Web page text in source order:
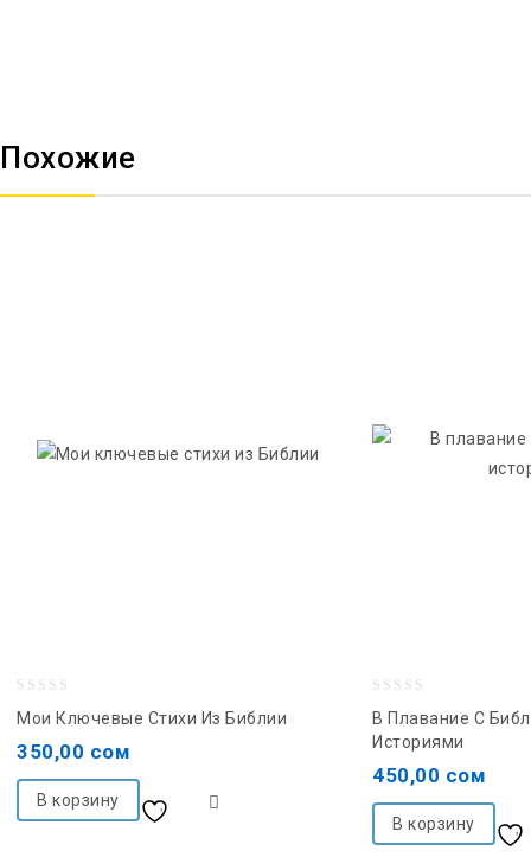
Похожие
Мои Ключевые Стихи Из Библии
350,00 сом
В корзину
out
of
В Плавание С
Историями
450,00 сом
В корзину